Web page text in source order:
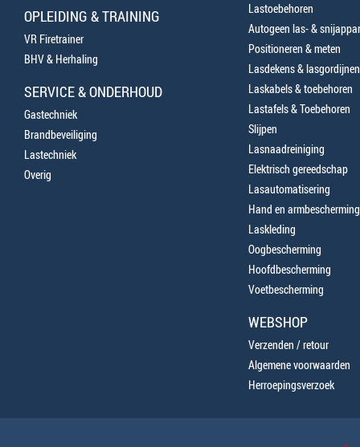
OPLEIDING & TRAINING
VR Firetrainer
BHV & Herhaling
SERVICE & ONDERHOUD
Gastechniek
Brandbeveiliging
Lastechniek
Overig
Lastoebehoren
Autogeen las- &
Positioneren & meten
Lasdekens & lasgordijnen
Laskabels & toebehoren
Lastafels & Toebehoren
Slijpen
Lasnaadreiniging
Elektrisch gereedschap
Lasautomatisering
Hand en armbescherming
Laskleding
Oogbescherming
Hoofdbescherming
Voetbescherming
WEBSHOP
Verzenden / retour
Algemene voorwaarden
Herroepingsverzoek